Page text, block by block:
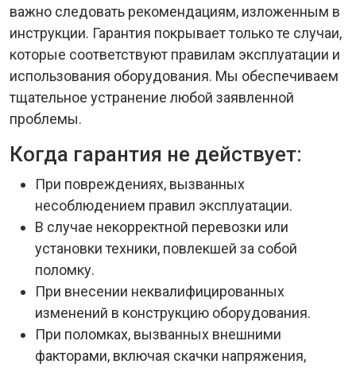
важно следовать рекомендациям, изложенным в
инструкции. Гарантия покрывает только те случаи,
которые соответствуют правилам эксплуатации и
использования оборудования. Мы обеспечиваем
тщательное устранение любой заявленной
проблемы.
Когда гарантия не действует:
При повреждениях, вызванных
несоблюдением правил эксплуатации.
В случае некорректной перевозки или
установки техники, повлекшей за собой
поломку.
При внесении неквалифицированных
изменений в конструкцию оборудования.
При поломках, вызванных внешними
факторами, включая скачки напряжения,